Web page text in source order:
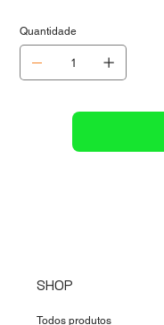
Quantidade
SHOP
Todos produtos